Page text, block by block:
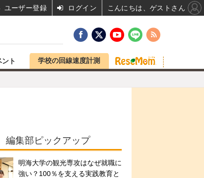
ント 学校の回線速度計測
編集部ピックアップ
明海大学の観光専攻はなぜ就職に
強い？100％を支える実践教育と
ユーザー登録 ログイン こんにちは、ゲストさん